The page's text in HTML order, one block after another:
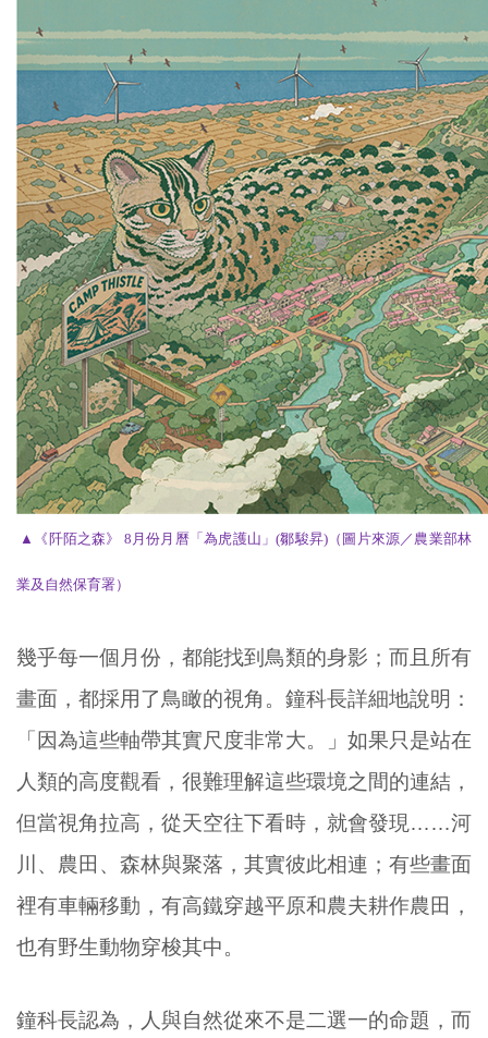
▲ 《阡陌之森》 8月份月曆「為虎護山」(鄒駿昇)（圖片來源／農業部林
業及自然保育署）
幾乎每一個月份，都能找到鳥類的身影；而且所有
畫面，都採用了鳥瞰的視角。鐘科長詳細地說明：
「因為這些軸帶其實尺度非常大。」如果只是站在
人類的高度觀看，很難理解這些環境之間的連結，
但當視角拉高，從天空往下看時，就會發現……河
川、農田、森林與聚落，其實彼此相連；有些畫面
裡有車輛移動，有高鐵穿越平原和農夫耕作農田，
也有野生動物穿梭其中。
鐘科長認為，人與自然從來不是二選一的命題，而